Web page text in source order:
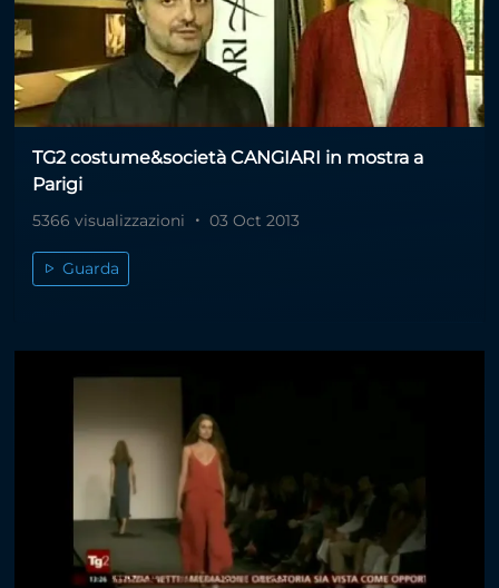
TG2 costume&società CANGIARI in mostra a
Parigi
5366 visualizzazioni 03 Oct 2013
Guarda